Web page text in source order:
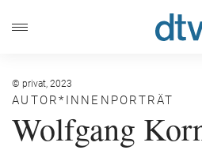
© privat, 2023
AUTOR*INNENPORTRÄT
Wolfgang